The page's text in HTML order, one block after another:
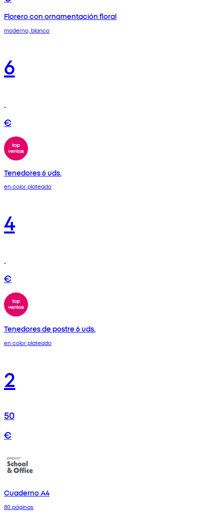
Florero con ornamentación floral
moderno, blanco
6
€
Tenedores 6 uds.
en color plateado
4
€
Tenedores de postre 6 uds.
en color plateado
2
50
€
Cuaderno A4
80 páginas